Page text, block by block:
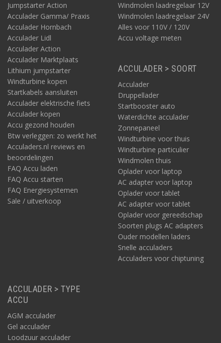
Jumpstarter Action
Acculader Gamma/ Praxis
Acculader Hornbach
Acculader Lidl
Acculader Action
Acculader Marktplaats
Lithium jumpstarter
Windturbine kopen
Startkabels aansluiten
Acculader elektrische fiets
Acculader kopen
Accu gezond houden
Btw verleggen: zo werkt het
Acculaders.nl reviews en
beoordelingen
FAQ Accu laden
FAQ Accu starten
FAQ Energiesystemen
Sale / uitverkoop
Windmolen laadregelaar 12V
Windmolen laadregelaar 24V
Alles voor 110V / 120V
Accu voltage meten
ACCULADER > SOORT
Acculader
Druppellader
Startbooster auto
Waterdichte acculader
Zonnepaneel
Windturbine voor thuis
Windturbine particulier
Windmolen thuis
Oplader voor laptop
AC adapter voor laptop
Oplader voor tablet
AC adapter voor tablet
Oplader voor gereedschap
Soorten plugs AC adapters
Ouder modellen laders
Snelle acculaders
Acculaders voor chiptuning
ACCULADER > TYPE
ACCU
AGM acculader
Gel acculader
Loodzuur acculader